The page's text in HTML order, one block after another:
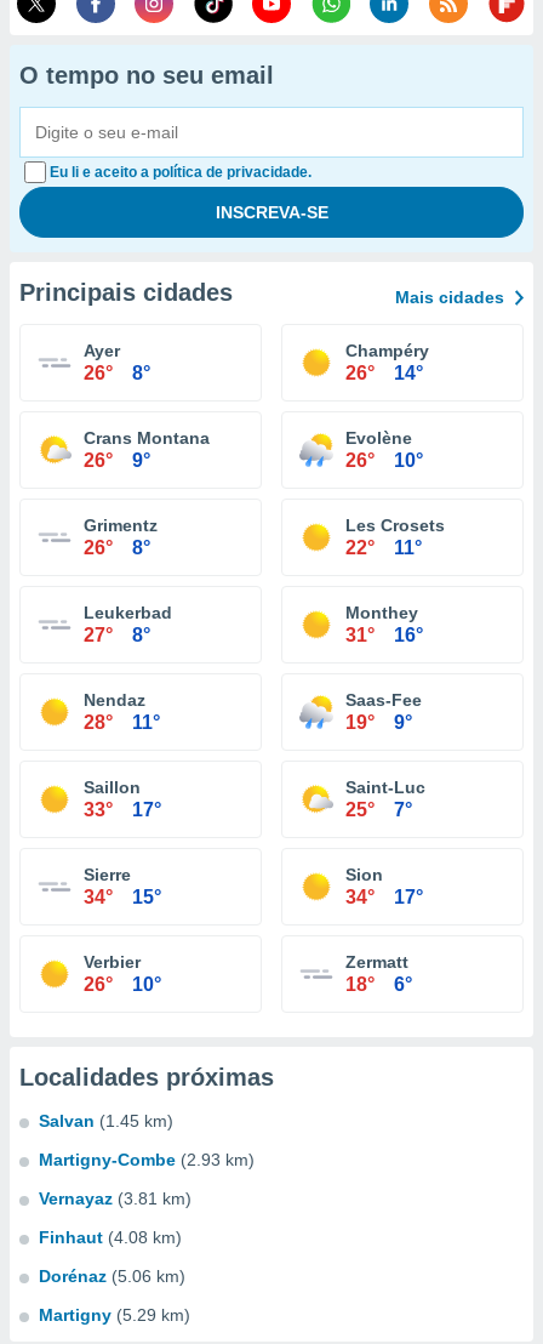
O tempo no seu email
Eu li e aceito a política de privacidade.
Principais cidades Mais cidades
Ayer
26° 8°
Champéry
26° 14°
Crans Montana
26° 9°
Evolène
26° 10°
Grimentz
26° 8°
Les Crosets
22° 11°
Leukerbad
27° 8°
Monthey
31° 16°
Nendaz
28° 11°
Saas-Fee
19° 9°
Saillon
33° 17°
Saint-Luc
25° 7°
Sierre
34° 15°
Sion
34° 17°
Verbier
26° 10°
Zermatt
18° 6°
Localidades próximas
Salvan (1.45 km)
Martigny-Combe (2.93 km)
Vernayaz (3.81 km)
Finhaut (4.08 km)
Dorénaz (5.06 km)
Martigny (5.29 km)